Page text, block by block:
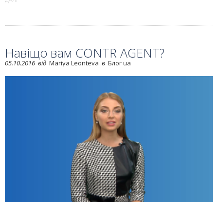
Навіщо вам CONTR AGENT?
05.10.2016 від Mariya Leonteva в Блог ua